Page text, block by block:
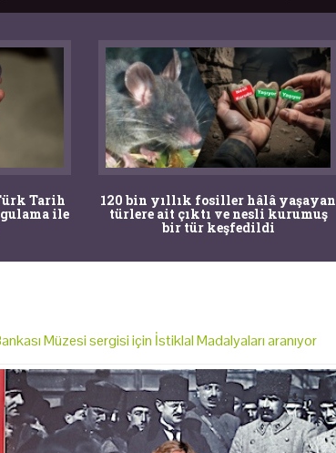
Tarih
ile
120 bin yıllık fosiller hâlâ yaşayan
türlere ait çıktı ve nesli kurumuş
bir tür keşfedildi
Müzesi sergisi için İstiklal Madalyaları aranıyor